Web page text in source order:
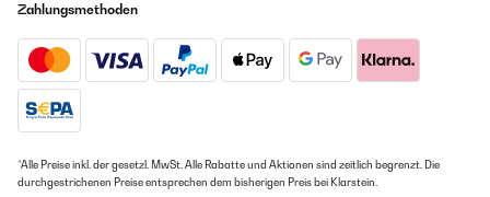
Zahlungsmethoden
*Alle Preise inkl. der gesetzl. MwSt. Alle Rabatte und Aktionen sind zeitlich begrenzt. Die
durchgestrichenen Preise entsprechen dem bisherigen Preis bei Klarstein.